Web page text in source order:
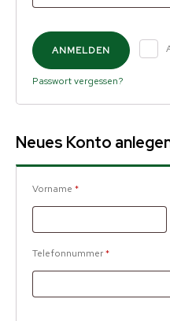
ANMELDEN
Passwort vergessen?
Neues Konto
Vorname *
Telefonnummer*